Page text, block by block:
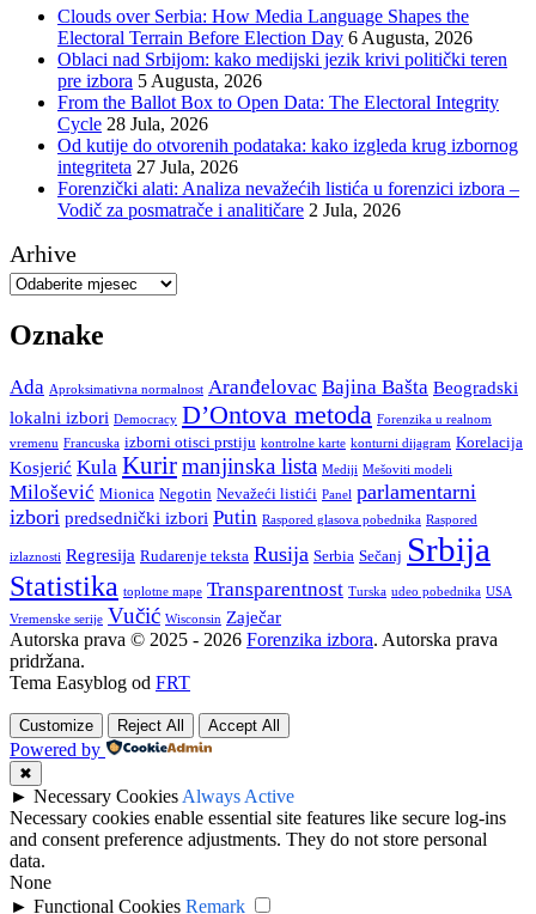
Clouds over Serbia: How Media Language Shapes the
Electoral Terrain Before Election Day 6 Augusta, 2026
Oblaci nad Srbijom: kako medijski jezik krivi politički teren
pre izbora 5 Augusta, 2026
From the Ballot Box to Open Data: The Electoral Integrity
Cycle 28 Jula, 2026
Od kutije do otvorenih podataka: kako izgleda krug izbornog
integriteta 27 Jula, 2026
Forenzički alati: Analiza nevažećih listića u forenzici izbora –
Vodič za posmatrače i analitičare 2 Jula, 2026
Arhive
Oznake
Ada Aproksimativna normalnost Aranđelovac Bajina Bašta Beogradski
lokalni izbori Democracy D’Ontova metoda Forenzika u realnom
vremenu Francuska izborni otisci prstiju kontrolne karte konturni dijagram Korelacija
Kosjerić Kula Kurirmanjinska lista Mediji Mešoviti modeli
Milošević Mionica Negotin Nevažeći listići Panel parlamentarni
izbori predsednički izbori Putin Raspored glasova pobednika Raspored
izlaznosti Regresija Rudarenje teksta Rusija Serbia Sečanj Srbija
Statistika toplotne mape Transparentnost Turska udeo pobednika USA
Vremenske serije Vučić Wisconsin Zaječar
Autorska prava © 2025 - 2026 Forenzika izbora. Autorska prava
pridržana.
Tema Easyblog od FRT
Customize Reject All Accept All
Powered by
✖
► Necessary Cookies Always Active
Necessary cookies enable essential site features like secure log-ins
and consent preference adjustments. They do not store personal
data.
None
► Functional Cookies Remark